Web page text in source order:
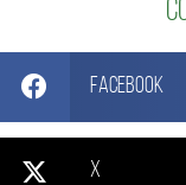
Facebook
X